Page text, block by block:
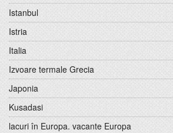
Istanbul
Istria
Italia
Izvoare termale Grecia
Japonia
Kusadasi
lacuri în Europa. vacante Europa